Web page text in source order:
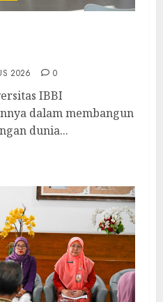
2026 0
IBBI
dalam membangun
dunia...